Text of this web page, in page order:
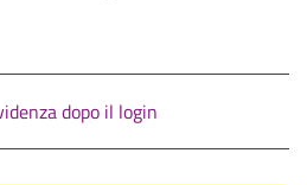
dopo il login